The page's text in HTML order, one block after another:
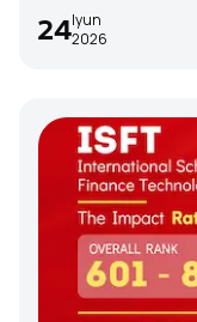
24Iyun
2026